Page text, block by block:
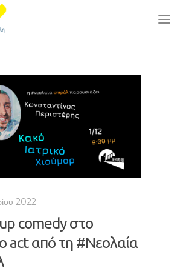
2022
comedy στο
act από τη #Νεολαία